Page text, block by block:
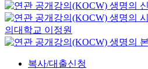
생명의 신
생명의
의대학교 이정원
생명의
복사/대출신청